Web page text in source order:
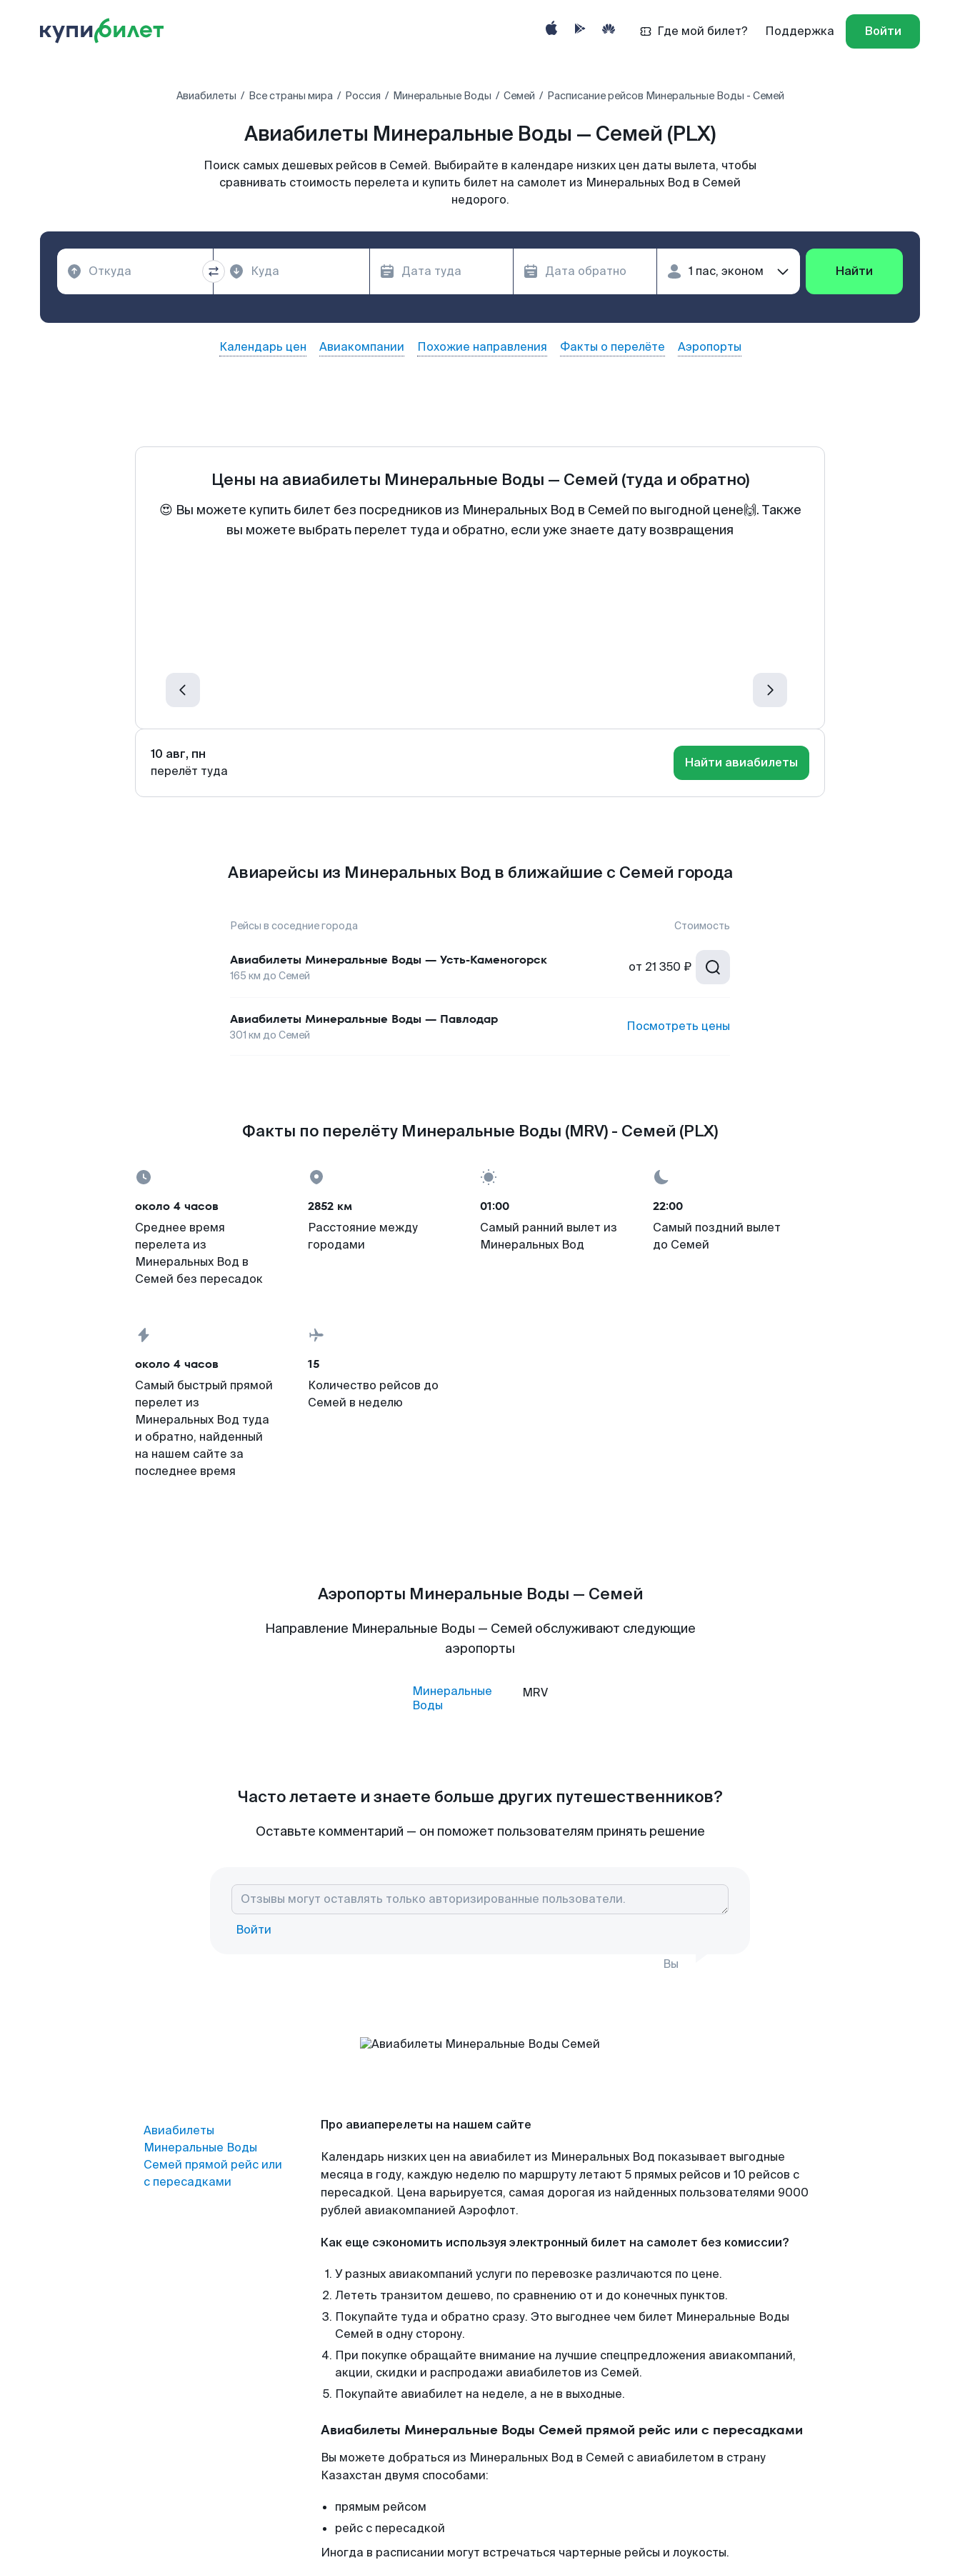
Где мой билет? Поддержка Войти
Авиабилеты Все страны мира Россия Минеральные Воды Семей Расписание рейсов Минеральные Воды - Семей
Авиабилеты Минеральные Воды — Семей (PLX)
Поиск самых дешевых рейсов в Семей. Выбирайте в календаре низких цен даты вылета, чтобы
сравнивать стоимость перелета и купить билет на самолет из Минеральных Вод в Семей
недорого.
Найти
Календарь цен Авиакомпании Похожие направления Факты о перелёте Аэропорты
Цены на авиабилеты Минеральные Воды — Семей (туда и обратно)
😍 Вы можете купить билет без посредников из Минеральных Вод в Семей по выгодной цене🙌. Также
вы можете выбрать перелет туда и обратно, если уже знаете дату возвращения
10 авг, пн
перелёт туда
Найти авиабилеты
Авиарейсы из Минеральных Вод в ближайшие с Семей города
Рейсы в соседние города Стоимость
Авиабилеты Минеральные Воды — Усть-Каменогорск
165 км до Семей
от 21 350 ₽
Авиабилеты Минеральные Воды — Павлодар
301 км до Семей
Посмотреть цены
Факты по перелёту Минеральные Воды (MRV) - Семей (PLX)
около 4 часов
Среднее время
перелета из
Минеральных Вод в
Семей без пересадок
2852 км
Расстояние между
городами
01:00
Самый ранний вылет из
Минеральных Вод
22:00
Самый поздний вылет
до Семей
около 4 часов
Самый быстрый прямой
перелет из
Минеральных Вод туда
и обратно, найденный
на нашем сайте за
последнее время
15
Количество рейсов до
Семей в неделю
Аэропорты Минеральные Воды — Семей
Направление Минеральные Воды — Семей обслуживают следующие
аэропорты
Минеральные
Воды
MRV
Часто летаете и знаете больше других путешественников?
Оставьте комментарий — он поможет пользователям принять решение
Войти
Вы
Авиабилеты
Минеральные Воды
Семей прямой рейс или
с пересадками
Про авиаперелеты на нашем сайте
Календарь низких цен на авиабилет из Минеральных Вод показывает выгодные
месяца в году, каждую неделю по маршруту летают 5 прямых рейсов и 10 рейсов с
пересадкой. Цена варьируется, самая дорогая из найденных пользователями 9000
рублей авиакомпанией Аэрофлот.
Как еще сэкономить используя электронный билет на самолет без комиссии?
У разных авиакомпаний услуги по перевозке различаются по цене.
Лететь транзитом дешево, по сравнению от и до конечных пунктов.
Покупайте туда и обратно сразу. Это выгоднее чем билет Минеральные Воды
Семей в одну сторону.
При покупке обращайте внимание на лучшие спецпредложения авиакомпаний,
акции, скидки и распродажи авиабилетов из Семей.
Покупайте авиабилет на неделе, а не в выходные.
Авиабилеты Минеральные Воды Семей прямой рейс или с пересадками
Вы можете добраться из Минеральных Вод в Семей с авиабилетом в страну
Казахстан двумя способами:
прямым рейсом
рейс с пересадкой
Иногда в расписании могут встречаться чартерные рейсы и лоукосты.